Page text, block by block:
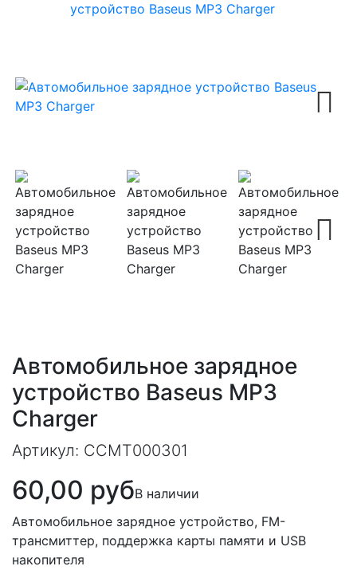
устройство Baseus MP3 Charger
Автомобильное зарядное
устройство Baseus MP3
Charger
Артикул: CCMT000301
60,00 рубВ наличии
Автомобильное зарядное устройство, FM-
трансмиттер, поддержка карты памяти и USB
накопителя